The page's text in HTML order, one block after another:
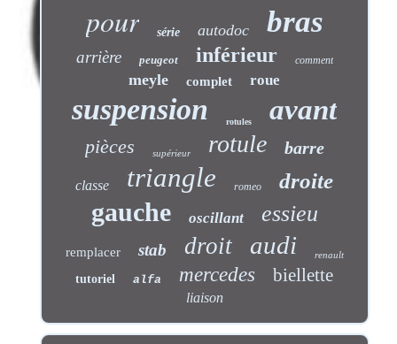
pour série autodoc bras
arrière peugeot inférieur comment
meyle complet roue
suspension rotules avant
pièces supérieur rotule barre
classe triangle romeo droite
gauche oscillant essieu
remplacer stab droit audi renault
tutoriel alfa mercedes biellette
liaison